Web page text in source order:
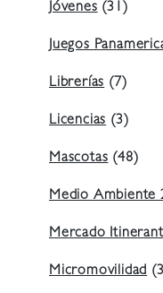
Jóvenes(31)
Juegos
Librerías(7)
Licencias(3)
Mascotas(48)
Medio Ambiente
Mercado
Micromovilidad